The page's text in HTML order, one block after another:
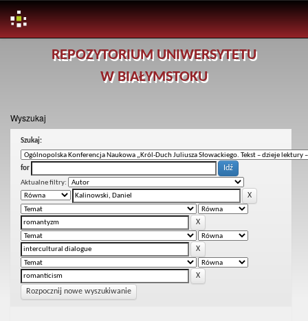
REPOZYTORIUM UNIWERSYTETU
W BIAŁYMSTOKU
Wyszukaj
Szukaj:
for
Aktualne filtry:
Rozpocznij nowe wyszukiwanie